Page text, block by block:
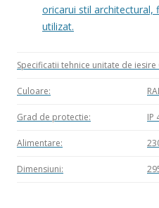
oricarui stil architectural,
utilizat.
Specificatii tehnice unitate de iesire
Culoare:
Grad de protectie: IP
Alimentare:
Dimensiuni: